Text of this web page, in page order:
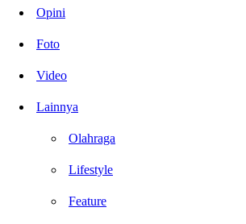
Opini
Foto
Video
Lainnya
Olahraga
Lifestyle
Feature